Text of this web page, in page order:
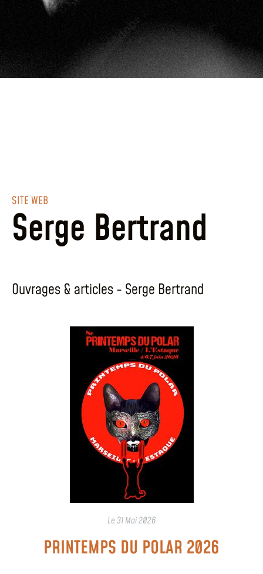
SITE WEB
Serge Bertrand
Ouvrages & articles - Serge Bertrand
Le31 Mai 2026
PRINTEMPS DU POLAR 2026